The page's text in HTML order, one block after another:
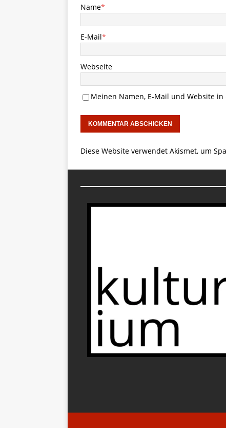
Name*
E-Mail*
Webseite
Meinen Namen, E-Mail und Website
Diese Website verwendet Akismet, um